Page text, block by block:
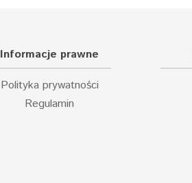
Informacje prawne
Polityka prywatności
Regulamin